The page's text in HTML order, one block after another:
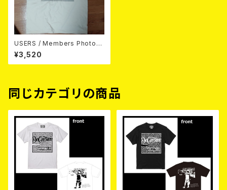
USERS / Members Photo
¥3,520
同じカテゴリの商品